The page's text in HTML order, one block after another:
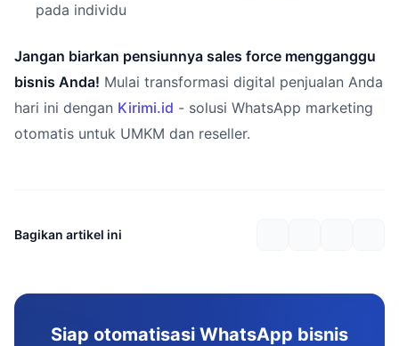
pada individu
Jangan biarkan pensiunnya sales force mengganggu
bisnis Anda! Mulai transformasi digital penjualan Anda
hari ini dengan Kirimi.id - solusi WhatsApp marketing
otomatis untuk UMKM dan reseller.
Bagikan artikel ini
Siap otomatisasi WhatsApp bisnis